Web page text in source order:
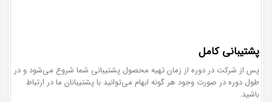
پشتیبانی کامل
پس از شرکت در دوره از زمان تهیه محصول پشتیبانی شما شروع می‌شود و در
طول دوره در صورت وجود هر گونه ابهام می‌توانید با پشتیبانان ما در ارتباط
باشید.